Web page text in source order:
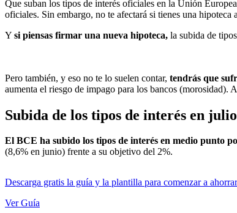
Que suban los tipos de interés oficiales en la Unión
oficiales. Sin embargo, no te afectará si tienes una hipoteca
Y si piensas firmar una nueva hipoteca, la subida de
Pero también, y eso no te lo suelen contar, tendrás que
aumenta el riesgo de impago para los bancos (morosidad).
Subida de los tipos de interés en julio
El BCE ha subido los tipos de interés en medio punto
(8,6% en junio) frente a su objetivo del 2%.
Descarga gratis la guía y la plantilla para comenzar a ahorrar
Ver Guía